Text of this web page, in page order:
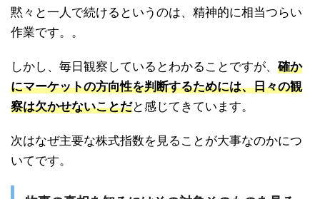
黙々と一人で続けるというのは、精神的に相当つらい
作業です。。
しかし、毎日観察しているとわかることですが、 確か
にマーケットの方向性を判断するためには、日々の観
察は欠かせないことだと感じてきています。
次はなぜ主要な株式指数を見ることが大事なのかにつ
いてです。